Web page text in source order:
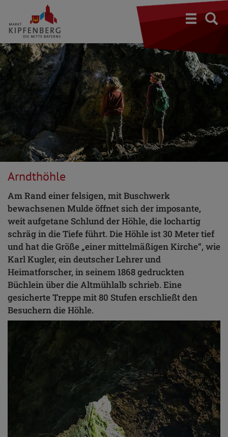
Arndthöhle
Am Rand einer felsigen, mit Buschwerk
bewachsenen Mulde öffnet sich der imposante,
weit aufgetane Schlund der Höhle, die lochartig
schräg in die Tiefe führt. Die Höhle ist 30 Meter tief
und hat die Größe „einer mittelmäßigen Kirche“, wie
Karl Kugler, ein deutscher Lehrer und
Heimatforscher, in seinem 1868 gedruckten
Büchlein über die Altmühlalb schrieb. Eine
gesicherte Treppe mit 80 Stufen erschließt den
Besuchern die Höhle.